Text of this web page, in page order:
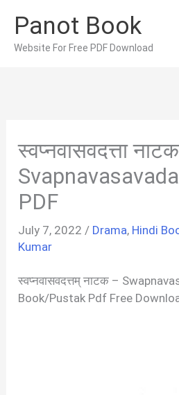
content
Panot Book
Website For Free PDF Download
स्वप्नवासवदत्ता
PDF
July 7, 2022 / Drama, Hindi
Kumar
स्वप्नवासवदत्तम् नाटक –
Book/Pustak Pdf Free